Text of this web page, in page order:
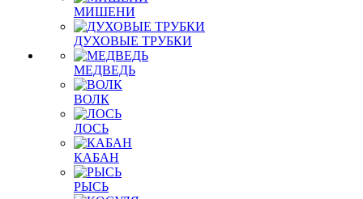
МИШЕНИ
ДУХОВЫЕ ТРУБКИ
МЕДВЕДЬ
ВОЛК
ЛОСЬ
КАБАН
РЫСЬ